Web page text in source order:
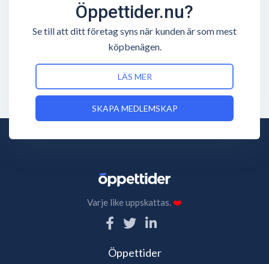
Öppettider.nu?
Se till att ditt företag syns när kunden är som mest
köpbenägen.
LÄS MER
SKAPA MEDLEMSKAP
Varje like uppskattas.❤️
Öppettider